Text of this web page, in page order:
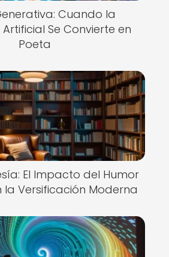
Cuando la
Se Convierte en
Poeta
El Impacto del Humor
la Versificación Moderna